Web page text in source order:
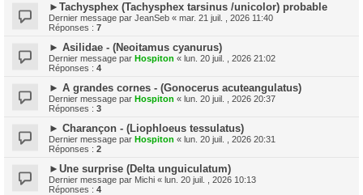
►Tachysphex (Tachysphex tarsinus /unicolor) probable
Dernier message par JeanSeb « mar. 21 juil. , 2026 11:40
Réponses : 7
► Asilidae - (Neoitamus cyanurus)
Dernier message par Hospiton « lun. 20 juil. , 2026 21:02
Réponses : 4
► A grandes cornes - (Gonocerus acuteangulatus)
Dernier message par Hospiton « lun. 20 juil. , 2026 20:37
Réponses : 3
► Charançon - (Liophloeus tessulatus)
Dernier message par Hospiton « lun. 20 juil. , 2026 20:31
Réponses : 2
►Une surprise (Delta unguiculatum)
Dernier message par Michi « lun. 20 juil. , 2026 10:13
Réponses : 4